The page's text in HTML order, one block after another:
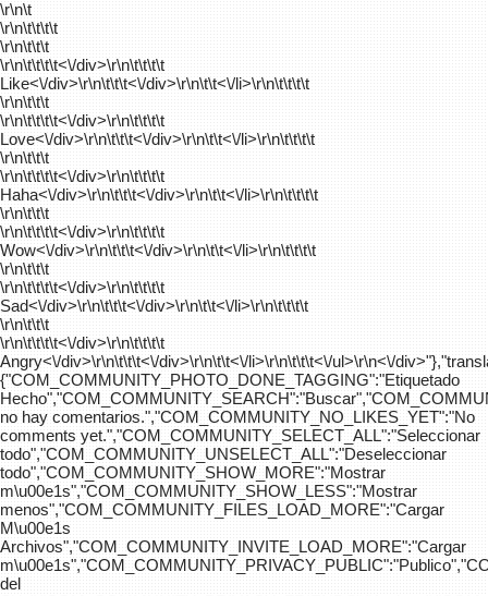
\r\n\t
\r\n\t\t\t\t
\r\n\t\t\t
\r\n\t\t\t\t<\/div>\r\n\t\t\t\t
Like<\/div>\r\n\t\t\t<\/div>\r\n\t\t<\/li>\r\n\t\t\t\t
\r\n\t\t\t
\r\n\t\t\t\t<\/div>\r\n\t\t\t\t
Love<\/div>\r\n\t\t\t<\/div>\r\n\t\t<\/li>\r\n\t\t\t\t
\r\n\t\t\t
\r\n\t\t\t\t<\/div>\r\n\t\t\t\t
Haha<\/div>\r\n\t\t\t<\/div>\r\n\t\t<\/li>\r\n\t\t\t\t
\r\n\t\t\t
\r\n\t\t\t\t<\/div>\r\n\t\t\t\t
Wow<\/div>\r\n\t\t\t<\/div>\r\n\t\t<\/li>\r\n\t\t\t\t
\r\n\t\t\t
\r\n\t\t\t\t<\/div>\r\n\t\t\t\t
Sad<\/div>\r\n\t\t\t<\/div>\r\n\t\t<\/li>\r\n\t\t\t\t
\r\n\t\t\t
\r\n\t\t\t\t<\/div>\r\n\t\t\t\t
Angry<\/div>\r\n\t\t\t<\/div>\r\n\t\t<\/li>\r\n\t\t\t<\/ul>\r\n<\/
{"COM_COMMUNITY_PHOTO_DONE_TAGGING":"Etiquetado
no hay comentarios.","COM_COMMUNITY_NO_LIKES_YET":"No
comments yet.","COM_COMMUNITY_SELECT_ALL":"Seleccionar
todo","COM_COMMUNITY_UNSELECT_ALL":"Deseleccionar
todo","COM_COMMUNITY_SHOW_MORE":"Mostrar
m\u00e1s","COM_COMMUNITY_SHOW_LESS":"Mostrar
menos","COM_COMMUNITY_FILES_LOAD_MORE":"Cargar
M\u00e1s
Archivos","COM_COMMUNITY_INVITE_LOAD_MORE":"Cargar
del